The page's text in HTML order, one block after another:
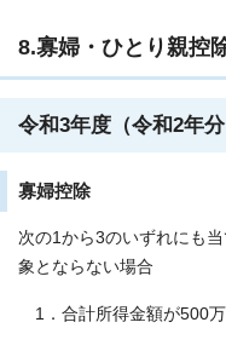
8.寡婦・ひとり親控
令和3年度（令和2年
寡婦控除
次の1から3のいずれにも
象とならない場合
1．合計所得金額が500